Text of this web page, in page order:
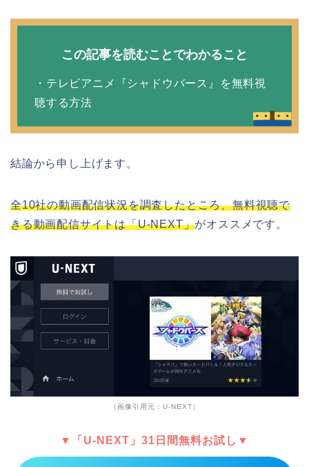
この記事を読むことでわかること
・テレビアニメ『シャドウバース』を無料視
聴する方法
結論から申し上げます。
全10社の動画配信状況を調査したところ、無料視聴で
きる動画配信サイトは「U-NEXT」がオススメです。
（画像引用元：U-NEXT）
▼「U-NEXT」31日間無料お試し▼